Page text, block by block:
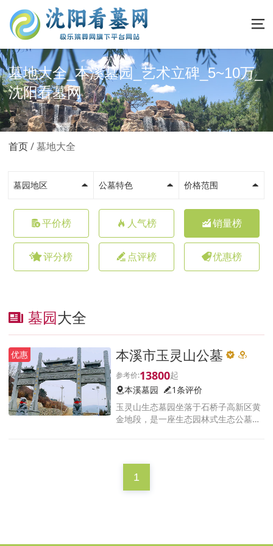
墓地大全_本溪墓园_艺术立碑_5~10万_
沈阳看墓网
首页 墓地大全
墓园地区 公墓特色 价格范围
平价榜 人气榜 销量榜
评分榜 点评榜 优惠榜
墓园大全
优惠 本溪市玉灵山公墓
13800
本溪墓园
1条评价
玉灵山生态墓园坐落于石桥子高新区黄
金地段，是一座生态园林式生态公墓，
1